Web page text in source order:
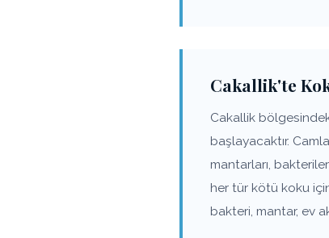
Cakallik'te
Cakallik
başlayacaktır.
mantarları,
her tür kötü koku
bakteri, mantar, ev